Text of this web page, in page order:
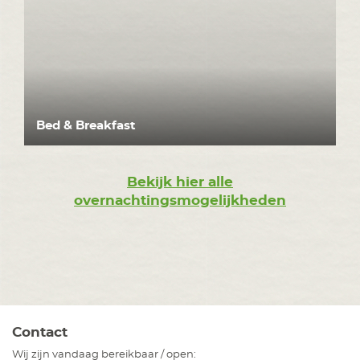
Bed & Breakfast
Bekijk hier alle
overnachtingsmogelijkheden
Contact
Wij zijn vandaag bereikbaar / open: